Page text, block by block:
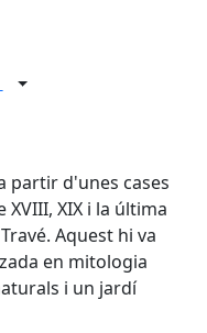
partir d'unes cases
XIX i la última
Aquest hi va
en mitologia
i un jardí